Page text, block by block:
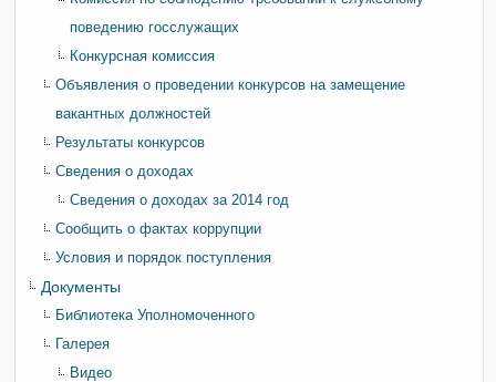
поведению госслужащих
Конкурсная комиссия
Объявления о проведении конкурсов на замещение
вакантных должностей
Результаты конкурсов
Сведения о доходах
Сведения о доходах за 2014 год
Сообщить о фактах коррупции
Условия и порядок поступления
Документы
Библиотека Уполномоченного
Галерея
Видео